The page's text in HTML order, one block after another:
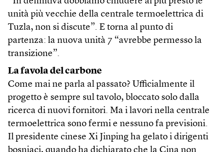
unità più vecchie della centrale termoelettrica di
Tuzla, non si discute”. E torna al punto di
partenza: la nuova unità 7 “avrebbe permesso la
transizione”.
La favola del carbone
Come mai ne parla al passato? Ufficialmente il
progetto è sempre sul tavolo, bloccato solo dalla
ricerca di nuovi fornitori. Ma i lavori nella centrale
termoelettrica sono fermi e nessuno fa previsioni.
Il presidente cinese Xi Jinping ha gelato i dirigenti